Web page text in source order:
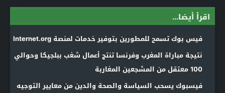
اقرأ أيضا...
فيس بوك تسمح للمطورين بتوفير خدمات لمنصة Internet.org
نتيجة مباراة المغرب وفرنسا تنتج أعمال شغب ببلجيكا وحوالي
100 معتقل من المشجعين المغاربة
فيسبوك يسحب السياسة والصحة والدين من معايير التوجيه